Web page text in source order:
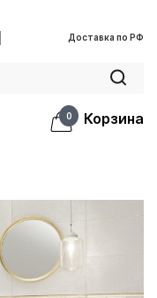
Доставка по РФ
0 Корзина